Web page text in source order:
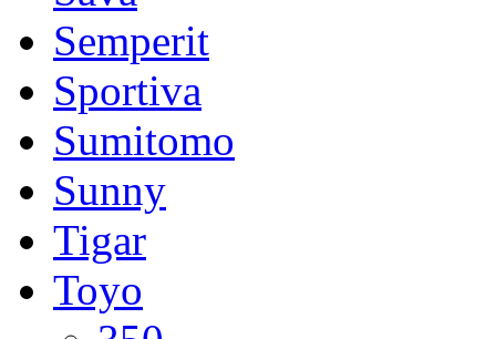
Semperit
Sportiva
Sumitomo
Sunny
Tigar
Toyo